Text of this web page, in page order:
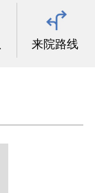
来院路线